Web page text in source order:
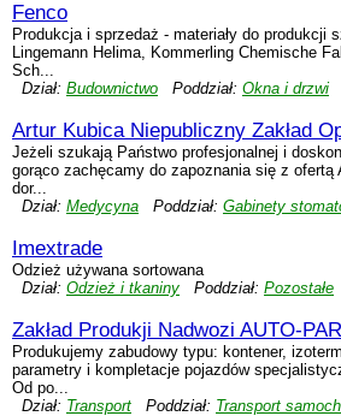
Fenco
Produkcja i sprzedaż - materiały do produkcji
Lingemann Helima, Kommerling Chemische
Sch...
Dział: Budownictwo Poddział: Okna i drzwi
Artur Kubica Niepubliczny Zakład
Jeżeli szukają Państwo profesjonalnej i
gorąco zachęcamy do zapoznania się z
dor...
Dział: Medycyna Poddział: Gabinety
Imextrade
Odzież używana sortowana
Dział: Odzież i tkaniny Poddział: Pozostałe
Zakład Produkji Nadwozi AUTO-PAR
Produkujemy zabudowy typu: kontener,
parametry i kompletacje pojazdów
Od po...
Dział: Transport Poddział: Transport